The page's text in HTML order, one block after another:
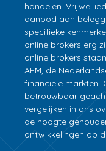
handelen. Vrijwel
aanbod aan
specifieke
online brokers erg
online brokers
AFM, de
financiële markten.
betrouwbaar
vergelijken in ons
de hoogte
ontwikkelingen op